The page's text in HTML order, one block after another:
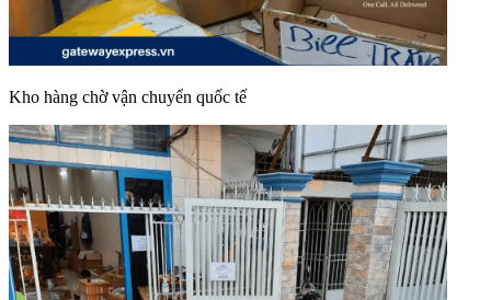
Kho hàng chờ vận chuyển quốc tế